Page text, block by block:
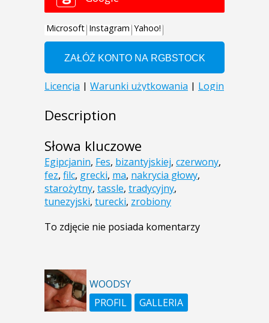
Description
Słowa kluczowe
Egipcjanin, Fes, bizantyjskiej, czerwony,
fez, filc, grecki, ma, nakrycia głowy,
starożytny, tassle, tradycyjny,
tunezyjski, turecki, zrobiony
To zdjęcie nie posiada komentarzy
WOODSY
PROFIL
GALLERIA